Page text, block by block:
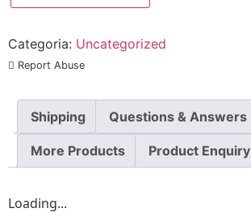
Categoria: Uncategorized
Report Abuse
Shipping Questions & Answers
More Products Product Enquiry
Loading...